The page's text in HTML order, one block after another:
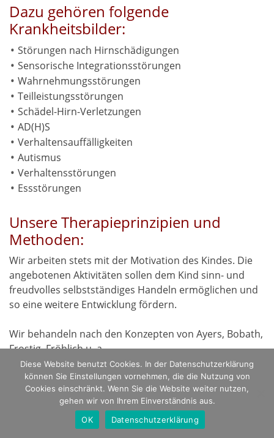
Dazu gehören folgende
Krankheitsbilder:
Störungen nach Hirnschädigungen
Sensorische Integrationsstörungen
Wahrnehmungsstörungen
Teilleistungsstörungen
Schädel-Hirn-Verletzungen
AD(H)S
Verhaltensauffälligkeiten
Autismus
Verhaltensstörungen
Essstörungen
Unsere Therapieprinzipien und
Methoden:
Wir arbeiten stets mit der Motivation des Kindes. Die
angebotenen Aktivitäten sollen dem Kind sinn- und
freudvolles selbstständiges Handeln ermöglichen und
so eine weitere Entwicklung fördern.
Wir behandeln nach den Konzepten von Ayers, Bobath,
Frostig, Fröhlich u. a.
Ⓒ Renate Kintea, Stephanie Meckes
Datenschutzerklärung
Diese Website benutzt Cookies. In der Datenschutzerklärung
können Sie Einstellungen vornehmen, die die Nutzung von
Cookies einschränkt. Wenn Sie die Website weiter nutzen,
gehen wir von Ihrem Einverständnis aus.
OK
Datenschutzerklärung